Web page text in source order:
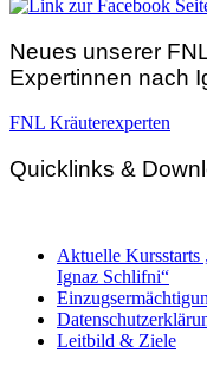
Neues unserer
Expertinnen nach
FNL Kräuterexperten
Quicklinks &
Aktuelle Kursstarts
Ignaz Schlifni“
Leitbild & Ziele